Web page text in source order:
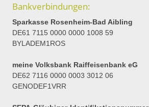
Bankverbindungen:
Sparkasse Rosenheim-Bad Aibling
DE61 7115 0000 0000 1008 59
BYLADEM1ROS
meine Volksbank Raiffeisenbank eG
DE62 7116 0000 0003 3012 06
GENODEF1VRR